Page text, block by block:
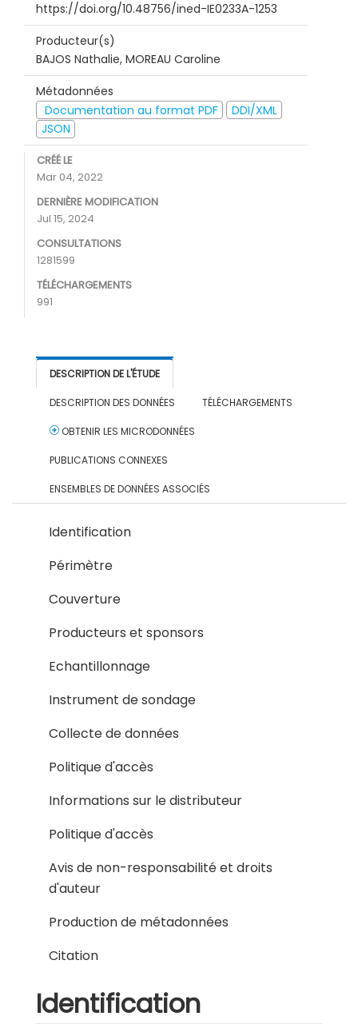
https://doi.org/10.48756/ined-IE0233A-1253
Producteur(s)
BAJOS Nathalie, MOREAU Caroline
Métadonnées
Documentation au format PDF
DDI/XML
JSON
CRÉÉ LE
Mar 04, 2022
DERNIÈRE MODIFICATION
Jul 15, 2024
CONSULTATIONS
1281599
TÉLÉCHARGEMENTS
991
DESCRIPTION DE L'ÉTUDE
DESCRIPTION DES DONNÉES TÉLÉCHARGEMENTS
OBTENIR LES MICRODONNÉES
PUBLICATIONS CONNEXES
ENSEMBLES DE DONNÉES ASSOCIÉS
Identification
Périmètre
Couverture
Producteurs et sponsors
Echantillonnage
Instrument de sondage
Collecte de données
Politique d'accès
Informations sur le distributeur
Politique d'accès
Avis de non-responsabilité et droits
d'auteur
Production de métadonnées
Citation
Identification